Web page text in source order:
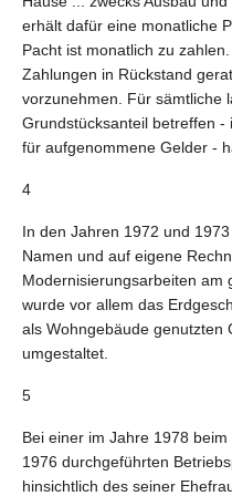
erhält dafür eine monatliche
Pacht ist monatlich zu
Zahlungen in Rückstand
vorzunehmen. Für sämtliche
Grundstücksanteil betreffen
für aufgenommene Gelder -
4
In den Jahren 1972 und
Namen und auf eigene
Modernisierungsarbeiten am
wurde vor allem das
als Wohngebäude genutzten
umgestaltet.
5
Bei einer im Jahre 1978
1976 durchgeführten
hinsichtlich des seiner